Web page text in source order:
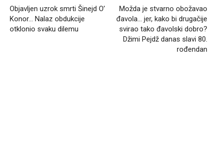
Objavljen uzrok smrti Šinejd O’
Konor… Nalaz obdukcije
otklonio svaku dilemu
Možda je stvarno obožavao
đavola… jer, kako bi drugačije
svirao tako đavolski dobro?
Džimi Pejdž danas slavi 80.
rođendan